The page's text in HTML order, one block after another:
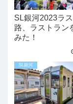
SL銀河2023ラ
路、ラストラン
みた！
SL銀河